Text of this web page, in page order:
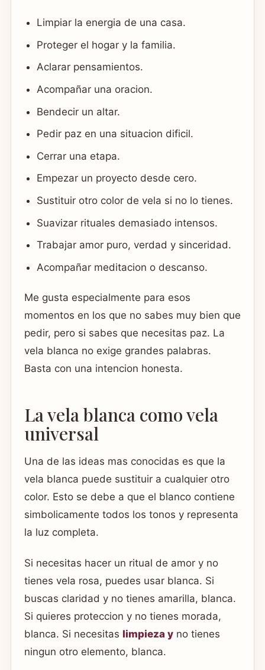
Limpiar la energia de una casa.
Proteger el hogar y la familia.
Aclarar pensamientos.
Acompañar una oracion.
Bendecir un altar.
Pedir paz en una situacion dificil.
Cerrar una etapa.
Empezar un proyecto desde cero.
Sustituir otro color de vela si no lo tienes.
Suavizar rituales demasiado intensos.
Trabajar amor puro, verdad y sinceridad.
Acompañar meditacion o descanso.
Me gusta especialmente para esos
momentos en los que no sabes muy bien que
pedir, pero si sabes que necesitas paz. La
vela blanca no exige grandes palabras.
Basta con una intencion honesta.
La vela blanca como vela
universal
Una de las ideas mas conocidas es que la
vela blanca puede sustituir a cualquier otro
color. Esto se debe a que el blanco contiene
simbolicamente todos los tonos y representa
la luz completa.
Si necesitas hacer un ritual de amor y no
tienes vela rosa, puedes usar blanca. Si
buscas claridad y no tienes amarilla, blanca.
Si quieres proteccion y no tienes morada,
blanca. Si necesitas limpieza y no tienes
ningun otro elemento, blanca.